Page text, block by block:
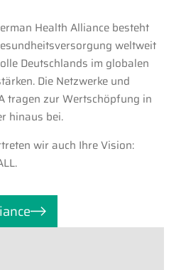
Health Alliance besteht
weltweit
Deutschlands im globalen
Die Netzwerke und
tragen zur Wertschöpfung in
hinaus bei.
wir auch Ihre Vision: